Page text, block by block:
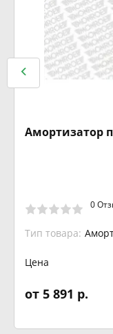
Амортизатор
0
Тип товара:
Цена
от 5 891 р.